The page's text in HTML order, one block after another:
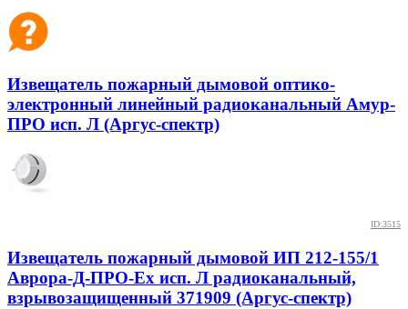
Извещатель пожарный дымовой оптико-
электронный линейный радиоканальный Амур-
ПРО исп. Л (Аргус-спектр)
ID:3515
Извещатель пожарный дымовой ИП 212-155/1
Аврора-Д-ПРО-Ех исп. Л радиоканальный,
взрывозащищенный 371909 (Аргус-спектр)